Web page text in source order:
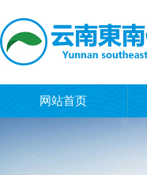
网站首页